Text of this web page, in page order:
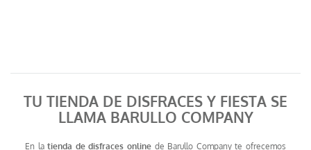
TU TIENDA DE DISFRACES Y FIESTA SE
LLAMA BARULLO COMPANY
En latienda de disfraces online de Barullo Company te ofrecemos